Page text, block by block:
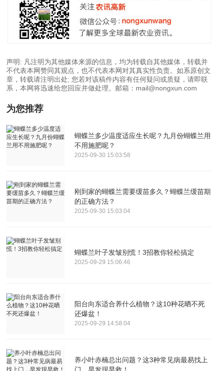
声明: 凡注明为其他媒体来源的信息，均为转载自其他媒体，转载并
不代表本网赞同其观点，也不代表本网对其真实性负责。如系原创文
章，转载请注明出处; 您若对该稿件内容有任何疑问或质疑，请即联
系，本网将迅速给您回应并做处理。邮箱：mail@nongxun.com
为您推荐
蝴蝶兰多少温度适应生长呢？九月份蝴蝶兰用
不用施肥呢？
2025-09-30 15:03:58
刚到家的蝴蝶兰需要缓苗多久？蝴蝶兰缓苗期
的正确方法？
2025-09-30 15:03:04
蝴蝶兰叶子发皱别慌！3招教你轻松搞定
2025-09-29 15:06:46
阳台向东适合养什么植物？这10种花晒不死
还爆盆！
2025-09-29 14:58:04
养小叶赤楠总出问题？这3种常见病最易找上